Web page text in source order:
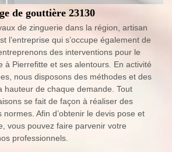
de gouttière 23130
de zinguerie dans la région, artisan
l’entreprise qui s’occupe également de
des interventions pour le
à Pierrefitte et ses alentours. En activité
nous disposons des méthodes et des
hauteur de chaque demande. Tout
se fait de façon à réaliser des
Afin d’obtenir le devis pose et
vous pouvez faire parvenir votre
professionnels.